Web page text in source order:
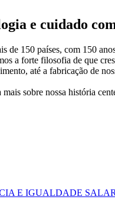
e cuidado
de 150 países, com 150
a forte filosofia de que
até a fabricação de
sobre nossa história
E IGUALDADE